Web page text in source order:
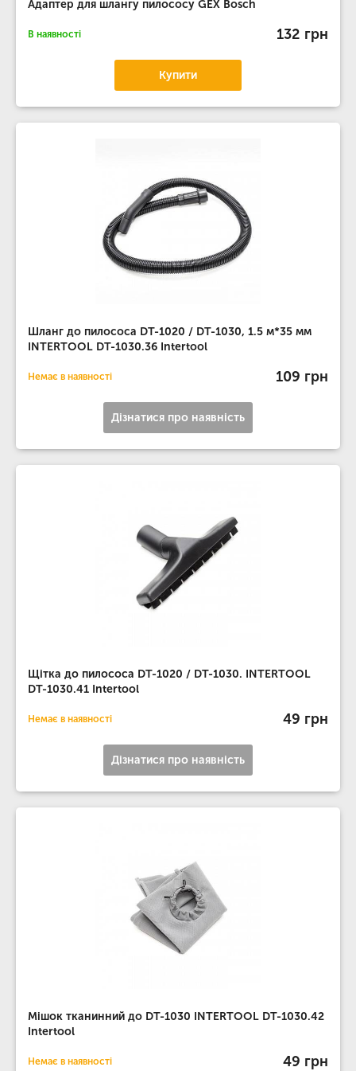
Адаптер для шлангу пилососу GEX Bosch
В наявності 132 грн
Купити
Шланг до пилососа DT-1020 / DT-1030, 1.5 м*35 мм
INTERTOOL DT-1030.36 Intertool
Немає в наявності 109 грн
Дізнатися про наявність
Щітка до пилососа DT-1020 / DT-1030. INTERTOOL
DT-1030.41 Intertool
Немає в наявності 49 грн
Дізнатися про наявність
Мішок тканинний до DT-1030 INTERTOOL DT-1030.42
Intertool
Немає в наявності 49 грн